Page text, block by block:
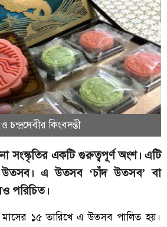
কিংবদন্তী
সংস্কৃতির একটি গুরুত্বপূর্ণ অংশ। এটি
এ উত্সব ‘চাঁদ উত্সব’ বা
পরিচিত।
মাসের ১৫ তারিখে এ উত্সব পালিত হয়।